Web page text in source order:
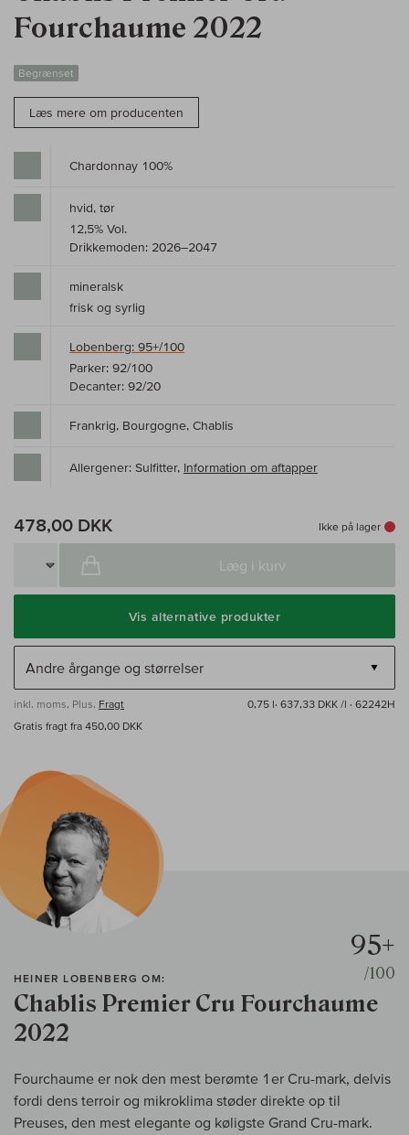
Fourchaume 2022
Begrænset
Læs mere om producenten
Chardonnay 100%
hvid, tør
12,5% Vol.
Drikkemoden: 2026–2047
mineralsk
frisk og syrlig
Lobenberg: 95+/100
Parker: 92/100
Decanter: 92/20
Frankrig, Bourgogne, Chablis
Allergener: Sulfitter, Information om aftapper
478,00 DKK Ikke på lager
Læg i kurv
Vis alternative produkter
inkl. moms, Plus. Fragt 0,75 l· 637,33 DKK /l · 62242H
Gratis fragt fra 450,00 DKK
HEINER LOBENBERG OM:
Chablis Premier Cru Fourchaume
2022
95+
/100
Fourchaume er nok den mest berømte 1er Cru-mark, delvis
fordi dens terroir og mikroklima støder direkte op til
Preuses, den mest elegante og køligste Grand Cru-mark.